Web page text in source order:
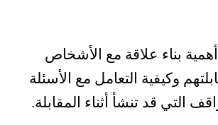
بناء علاقة مع الأشخاص
وكيفية التعامل مع الأسئلة
التي قد تنشأ أثناء المقابلة.